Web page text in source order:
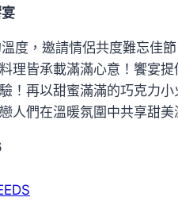
度，邀請情侶共度難忘佳
理皆承載滿滿心意！饗宴
！再以甜蜜滿滿的巧克力
人們在溫暖氛圍中共享甜美